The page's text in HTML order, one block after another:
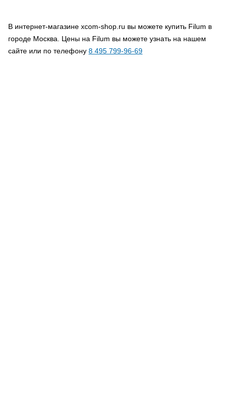
В интернет-магазине xcom-shop.ru вы можете купить Filum в
городе Москва. Цены на Filum вы можете узнать на нашем
сайте или по телефону 8 495 799-96-69